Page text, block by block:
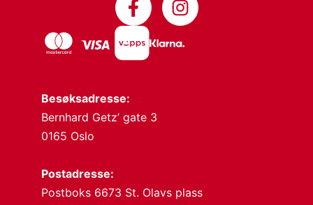
Besøksadresse:
Bernhard Getz’ gate 3
0165 Oslo
Postadresse:
Postboks 6673 St. Olavs plass